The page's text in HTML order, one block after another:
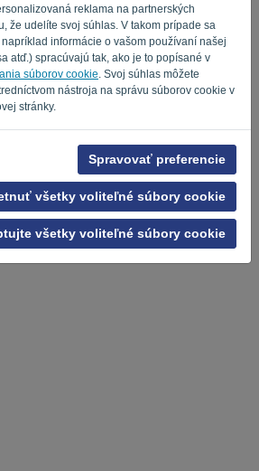
reklama na partnerských
že udelíte svoj súhlas. V takom prípade sa
informácie o vašom používaní našej
atď.) spracúvajú tak, ako je to popísané v
súborov cookie . Svoj súhlas môžete
nástroja na správu súborov cookie v
stránky.
Spravovať preferencie
všetky voliteľné súbory cookie
všetky voliteľné súbory cookie
Service